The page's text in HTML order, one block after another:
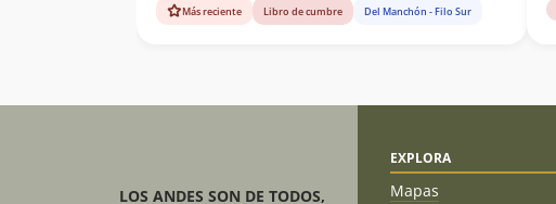
Más reciente Libro de cumbre Del Manchón - Filo Sur
LOS ANDES SON DE TODOS,
EXPLORA
Mapas